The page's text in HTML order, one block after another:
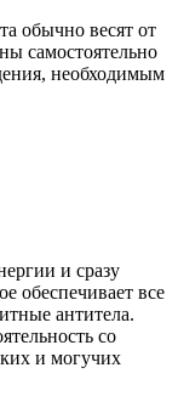
обычно весят от
самостоятельно
необходимым
и сразу
обеспечивает все
антитела.
со
и могучих